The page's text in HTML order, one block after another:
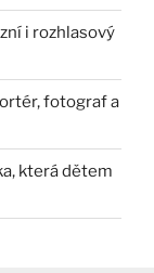
i rozhlasový
fotograf a
která dětem